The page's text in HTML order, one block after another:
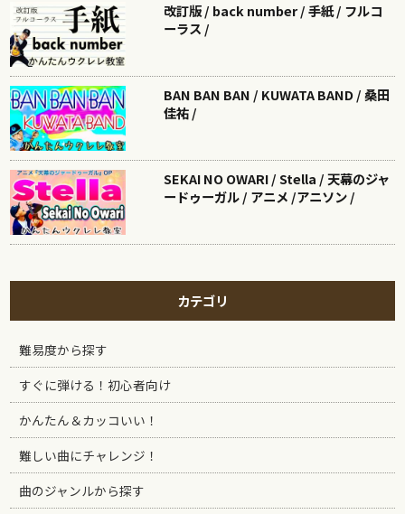
改訂版 / back number / 手紙 / フルコ
ーラス /
BAN BAN BAN / KUWATA BAND / 桑田
佳祐 /
SEKAI NO OWARI / Stella / 天幕のジャ
ードゥーガル / アニメ /アニソン /
カテゴリ
難易度から探す
すぐに弾ける！初心者向け
かんたん＆カッコいい！
難しい曲にチャレンジ！
曲のジャンルから探す